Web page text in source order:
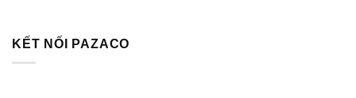
KẾT NỐI PAZACO